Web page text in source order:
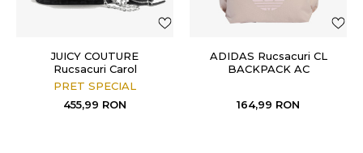
JUICY COUTURE
Rucsacuri Carol
Backpack Polyester/PU
PRET SPECIAL
455,99 RON
ADIDAS Rucsacuri CL
BACKPACK AC
164,99 RON